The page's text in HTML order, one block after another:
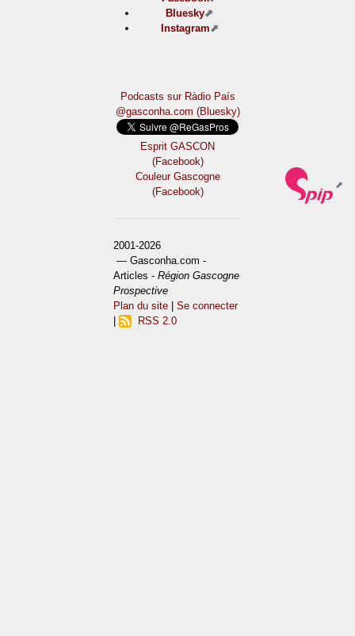
Bluesky
Instagram
Podcasts sur Ràdio País
@gasconha.com (Bluesky)
Esprit GASCON
(Facebook)
Couleur Gascogne
(Facebook)
2001-2026
— Gasconha.com -
Articles -Région Gascogne
Prospective
Plan du site |Se connecter
RSS 2.0